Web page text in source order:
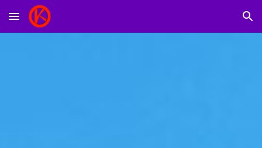
Skip to main content Skip to navigation